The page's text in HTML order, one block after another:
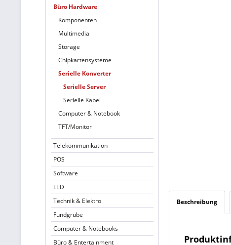
Büro Hardware
Komponenten
Multimedia
Storage
Chipkartensysteme
Serielle Konverter
Serielle Server
Serielle Kabel
Computer & Notebook
TFT/Monitor
Telekommunikation
POS
Software
LED
Technik & Elektro
Fundgrube
Computer & Notebooks
Büro & Entertainment
Beschreibung